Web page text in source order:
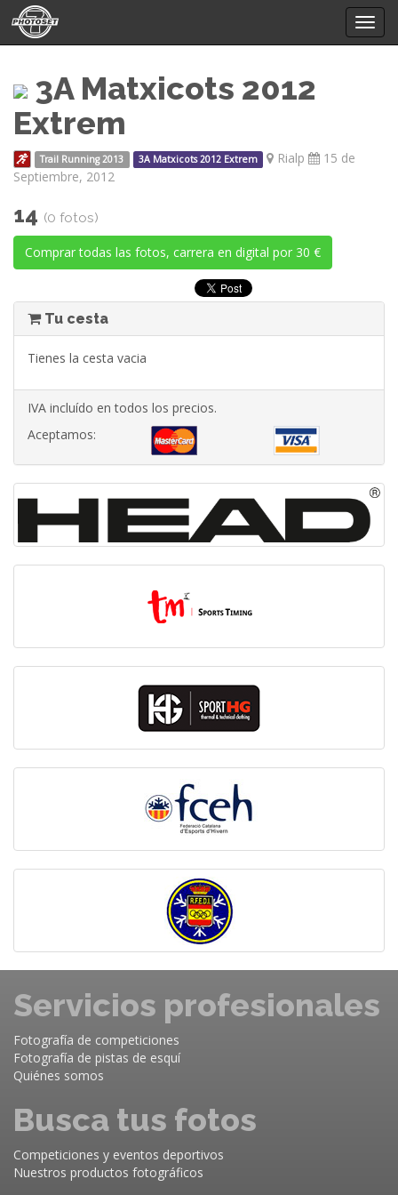
menú
3A Matxicots 2012
Extrem
Trail Running 2013 3A Matxicots 2012 Extrem Rialp
15 de
Septiembre, 2012
14 (0 fotos)
Comprar todas las fotos, carrera en digital por 30 €
Tu cesta
Tienes la cesta vacia
IVA incluído en todos los precios.
Aceptamos:
Servicios profesionales
Fotografía de competiciones
Fotografía de pistas de esquí
Quiénes somos
Busca tus fotos
Competiciones y eventos deportivos
Nuestros productos fotográficos